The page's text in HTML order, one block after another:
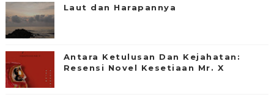
Laut dan Harapannya
Antara Ketulusan Dan Kejahatan:
Resensi Novel Kesetiaan Mr. X